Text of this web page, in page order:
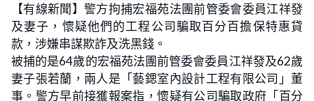
【有線新聞】警方拘捕宏福苑法團前管委會委員江祥發
及妻子，懷疑他們的工程公司騙取百分百擔保特惠貸
款，涉嫌串謀欺詐及洗黑錢。
被捕的是64歲的宏福苑法團前管委會委員江祥發及62歲
妻子張若蘭，兩人是「藝鍶室內設計工程有限公司」董
事。警方早前接獲報案指，懷疑有公司騙取政府「百分